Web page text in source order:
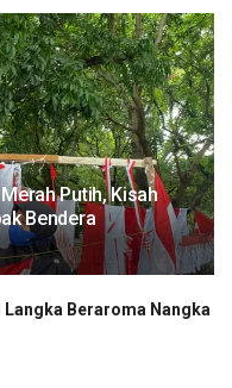
Putih, Kisah
Bendera
Beraroma Nangka